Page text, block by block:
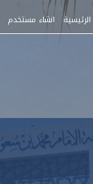
الرئيسية انشاء مستخدم